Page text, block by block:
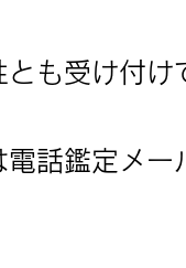
とも受け付け
話鑑定メー